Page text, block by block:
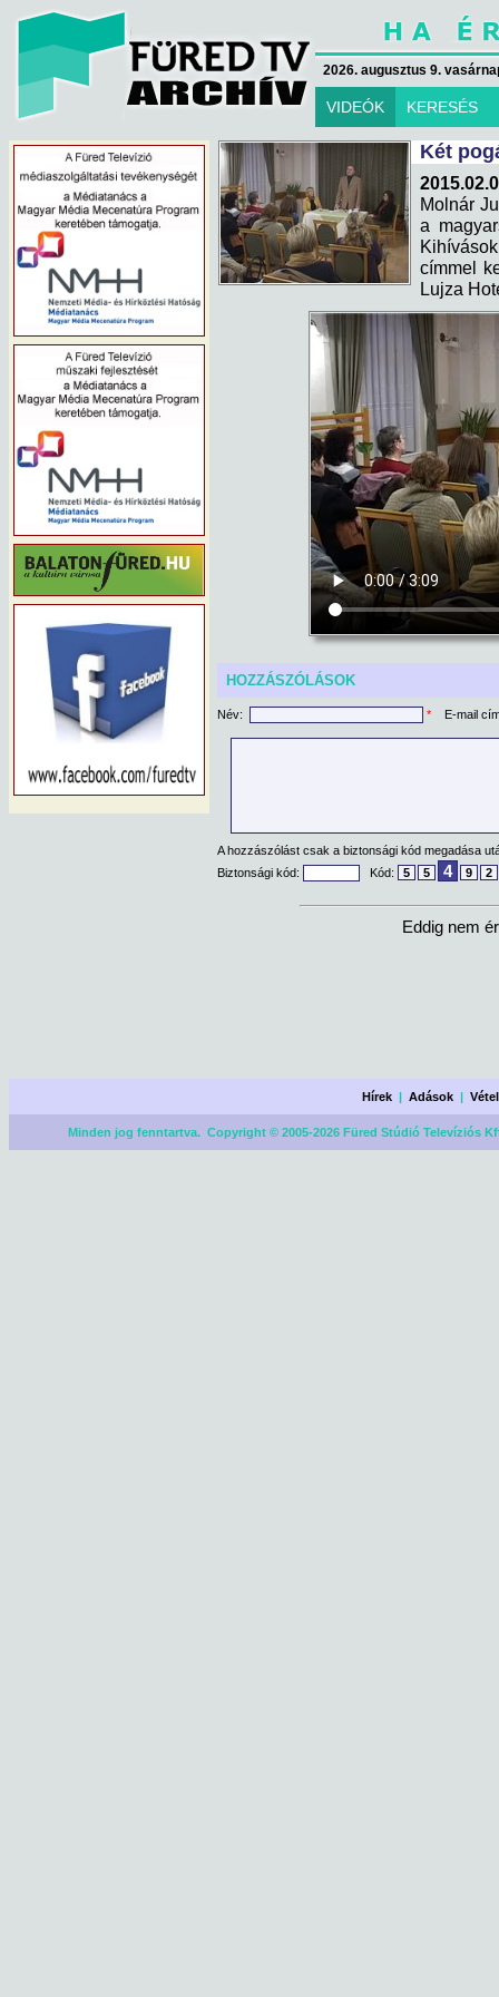
2026. augusztus 9.
VIDEÓK KERESÉS
Két
Molnár
a
címmel
Lujza
HOZZÁSZÓLÁSOK
Név: * E-mail
A hozzászólást csak a biztonsági kód megadása
Biztonsági kód:
Kód: 5 5 4 9 2
Eddig nem
Hírek |Adások |
Minden jog fenntartva. Copyright © 2005-2026 Füred Stúdió Televíziós